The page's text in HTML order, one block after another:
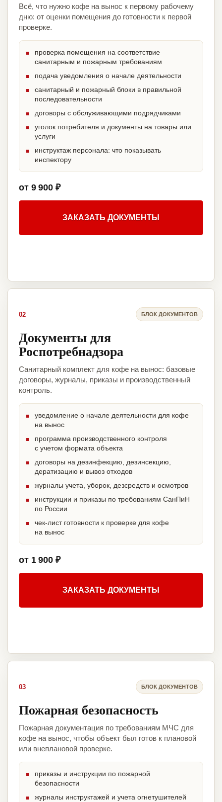
Всё, что нужно кофе на вынос к первому рабочему
дню: от оценки помещения до готовности к первой
проверке.
проверка помещения на соответствие
санитарным и пожарным требованиям
подача уведомления о начале деятельности
санитарный и пожарный блоки в правильной
последовательности
договоры с обслуживающими подрядчиками
уголок потребителя и документы на товары или
услуги
инструктаж персонала: что показывать
инспектору
от 9 900 ₽
ЗАКАЗАТЬ ДОКУМЕНТЫ
02 БЛОК ДОКУМЕНТОВ
Документы для
Роспотребнадзора
Санитарный комплект для кофе на вынос: базовые
договоры, журналы, приказы и производственный
контроль.
уведомление о начале деятельности для кофе
на вынос
программа производственного контроля
с учетом формата объекта
договоры на дезинфекцию, дезинсекцию,
дератизацию и вывоз отходов
журналы учета, уборок, дезсредств и осмотров
инструкции и приказы по требованиям СанПиН
по России
чек-лист готовности к проверке для кофе
на вынос
от 1 900 ₽
ЗАКАЗАТЬ ДОКУМЕНТЫ
03 БЛОК ДОКУМЕНТОВ
Пожарная безопасность
Пожарная документация по требованиям МЧС для
кофе на вынос, чтобы объект был готов к плановой
или внеплановой проверке.
приказы и инструкции по пожарной
безопасности
журналы инструктажей и учета огнетушителей